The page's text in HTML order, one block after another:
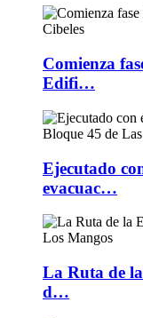
Comienza
Edifi…
Ejecutado
evacuac…
La Ruta de
d…